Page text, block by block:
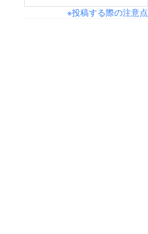
※投稿する際の注意点